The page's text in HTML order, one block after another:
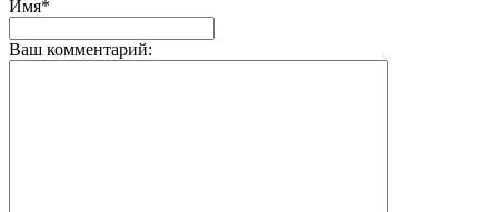
Имя*
Ваш комментарий: